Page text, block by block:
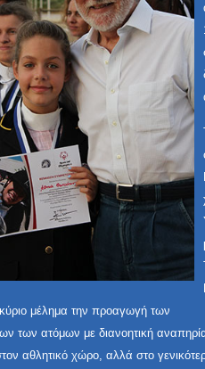
μέλημα την προαγωγή των
των ατόμων με διανοητική
αθλητικό χώρο, αλλά στο